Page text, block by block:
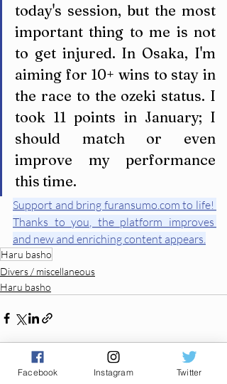
today's session, but the most
important thing to me is not
to get injured. In Osaka, I'm
aiming for 10+ wins to stay in
the race to the ozeki status. I
took 11 points in January; I
should match or even
improve my performance
this time.
Support and bring furansumo.com to life!
Thanks to you, the platform improves
and new and enriching content appears.
Haru basho
Divers / miscellaneous
Haru basho
Facebook Instagram Twitter